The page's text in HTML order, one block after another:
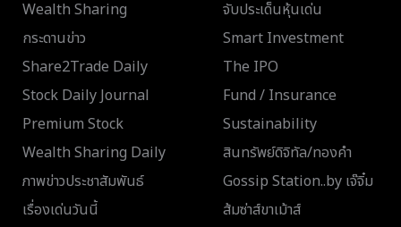
Wealth Sharing
กระดานข่าว
Share2Trade Daily
Stock Daily Journal
Premium Stock
Wealth Sharing Daily
ภาพข่าวประชาสัมพันธ์
เรื่องเด่นวันนี้
จับประเด็นหุ้นเด่น
Smart Investment
The IPO
Fund / Insurance
Sustainability
สินทรัพย์ดิจิทัล/ทองคำ
Gossip Station..by เจ๊จิ๋ม
ส้มซ่าส์ขาเม้าส์